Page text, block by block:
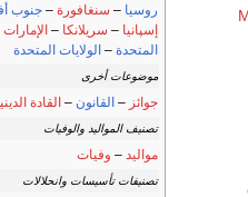
روسيا – سنغافورة – جنوب
إسپانيا – سريلانكا –
المتحدة – الولايات المتحدة
موضوعات أخرى
جوائز – القانون – القادة
تصنيف المواليد والوفيات
مواليد – وفيات
تصنيفات تأسيسات وانحلالات